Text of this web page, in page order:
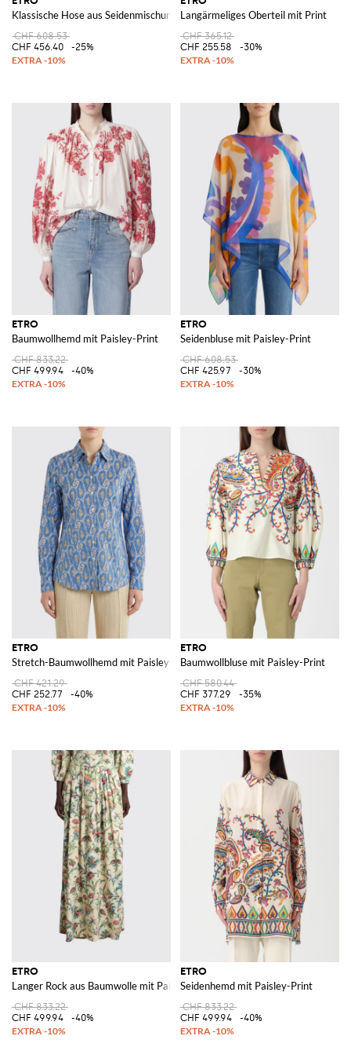
Klassische Hose aus Seidenmischung
CHF 608.53
CHF 456.40
-25%
Langärmeliges Oberteil mit Print
CHF 365.12
CHF 255.58
-30%
ETRO
Baumwollhemd mit Paisley-Print
CHF 833.22
CHF 499.94
-40%
ETRO
Seidenbluse mit Paisley-Print
CHF 608.53
CHF 425.97
-30%
ETRO
Stretch-Baumwollhemd mit Paisley-Print
CHF 421.29
CHF 252.77
-40%
ETRO
Baumwollbluse mit Paisley-Print
CHF 580.44
CHF 377.29
-35%
ETRO
Langer Rock aus Baumwolle mit Paisley-Print
CHF 833.22
CHF 499.94
-40%
ETRO
Seidenhemd mit Paisley-Print
CHF 833.22
CHF 499.94
-40%